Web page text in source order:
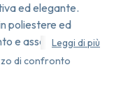
ed elegante.
poliestere ed
e assorbimento
Leggi di più
di confronto